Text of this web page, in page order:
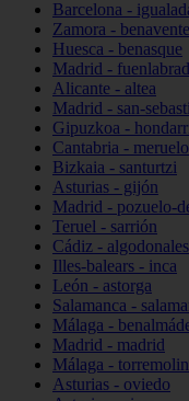
Barcelona -
Zamora - benavente
Huesca - benasque
Madrid -
Alicante - altea
Madrid - san-
Gipuzkoa -
Cantabria - meruelo
Bizkaia - santurtzi
Asturias - gijón
Madrid - pozuelo-
Teruel - sarrión
Cádiz - algodonales
Illes-balears - inca
León - astorga
Salamanca -
Málaga -
Madrid - madrid
Málaga -
Asturias - oviedo